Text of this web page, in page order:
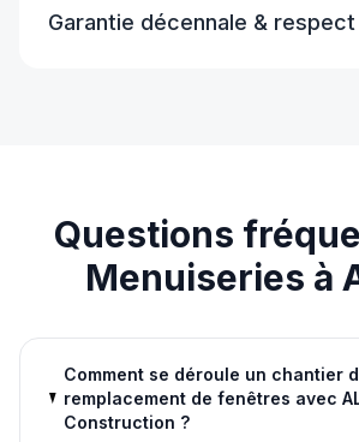
Garantie décennale &
Questions
Menuiseries à
Comment se déroule un chantier
remplacement de fenêtres avec
Construction ?